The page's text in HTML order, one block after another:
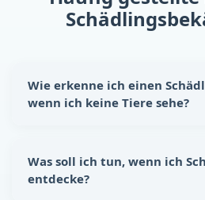
Wie erkenne ich einen
wenn ich keine Tiere sehe?
Wänden oder Schränken sowie
Auch beschädigte
Was soll ich tun, wenn ich
entdecke?